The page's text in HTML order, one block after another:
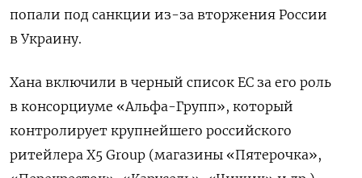
попали под санкции из-за вторжения России
в Украину.
Хана включили в черный список ЕС за его роль
в консорциуме «Альфа-Групп», который
контролирует крупнейшего российского
ритейлера X5 Group (магазины «Пятерочка»,